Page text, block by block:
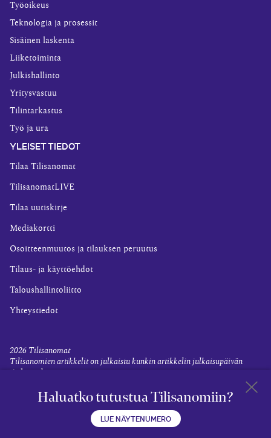
Työoikeus
Teknologia ja prosessit
Sisäinen laskenta
Liiketoiminta
Julkishallinto
Yritysvastuu
Tilintarkastus
Työ ja ura
YLEISET TIEDOT
Tilaa Tilisanomat
TilisanomatLIVE
Tilaa uutiskirje
Mediakortti
Osoitteenmuutos ja tilauksen peruutus
Tilaus- ja käyttöehdot
Taloushallintoliitto
Yhteystiedot
2026 Tilisanomat
Tilisanomien artikkelit on julkaistu kunkin artikkelin julkaisupäivän
tiedon valossa.
EvästevalinnatHaluatko tutustua Tilisanomiin?
LUE NÄYTENUMERO